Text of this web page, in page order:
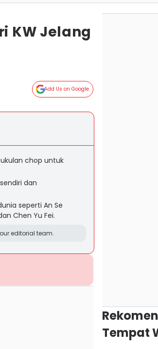
KW Jelang
Add Us on Google
chop untuk
dan
seperti An Se
Chen Yu Fei.
editorial team.
Tempat